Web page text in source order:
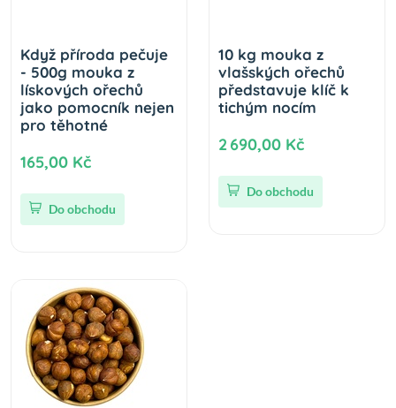
Když příroda pečuje
- 500g mouka z
lískových ořechů
jako pomocník nejen
pro těhotné
165,00 Kč
Do obchodu
10 kg mouka z
vlašských ořechů
představuje klíč k
tichým nocím
2 690,00 Kč
Do obchodu